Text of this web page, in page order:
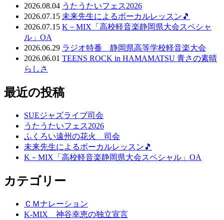
2026.08.04 うたうたいフェス2026
2026.07.15 未来先生によるボーカルレッスン🎵
2026.07.15 K－MIX「高校軽音楽静岡県大会スペシャ
ル」OA
2026.06.29 ラジオ特番 静岡県高等学校軽音楽大会
2026.06.01 TEENS ROCK in HAMAMATSU 青さの素晴
らしさ
最近の投稿
SUEジャズライブ司会
うたうたいフェス2026
ふくろい遠州の花火 司会
未来先生によるボーカルレッスン🎵
K－MIX「高校軽音楽静岡県大会スペシャル」OA
カテゴリー
ＣＭナレーション
K-MIX 神谷幸恵の独立宣言